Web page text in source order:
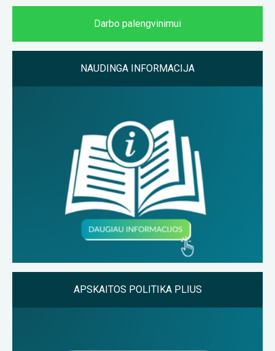
Darbo palengvinimui
NAUDINGA INFORMACIJA
APSKAITOS POLITIKA PLIUS